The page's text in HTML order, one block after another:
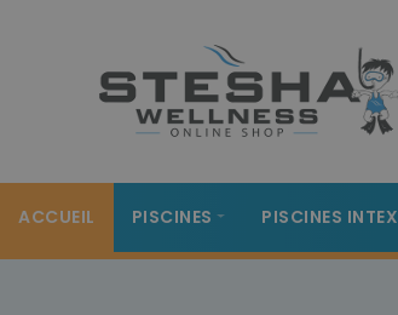
ACCUEIL PISCINES PISCINES INTEX